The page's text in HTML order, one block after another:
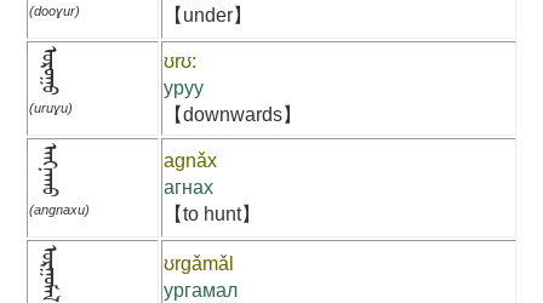
(dooɣur)
【under】
ᠤᠷᠤᠭᠤ
(uruɣu)
ʊrʊ:
уруу
【downwards】
ᠠᠩᠨᠠᠬᠤ
(angnaxu)
agnǎx
агнах
【to hunt】
ᠤᠷᠭᠤᠮᠠᠯ
ʊrgǎmǎl
ургамал